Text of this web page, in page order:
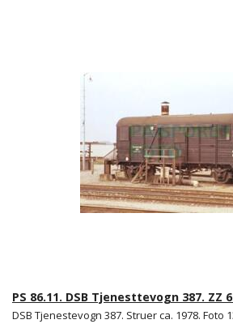
PS 86.11. DSB Tjenesttevogn 387. ZZ
DSB Tjenestevogn 387. Struer ca. 1978. Foto